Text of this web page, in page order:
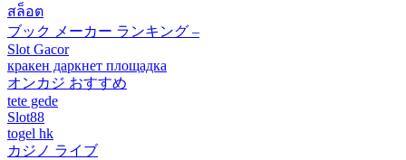
สล็อต
ブック メーカー ランキング –
Slot Gacor
кракен даркнет площадка
オンカジ おすすめ
tete gede
Slot88
togel hk
カジノ ライブ